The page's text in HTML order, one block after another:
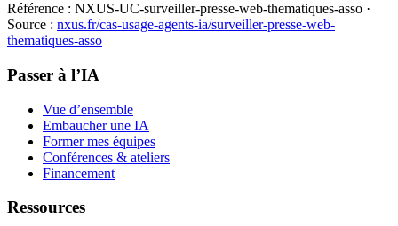
Référence : NXUS-UC-surveiller-presse-web-thematiques-asso ·
Source : nxus.fr/cas-usage-agents-ia/surveiller-presse-web-
thematiques-asso
Passer à l’IA
Vue d’ensemble
Embaucher une IA
Former mes équipes
Conférences & ateliers
Financement
Ressources